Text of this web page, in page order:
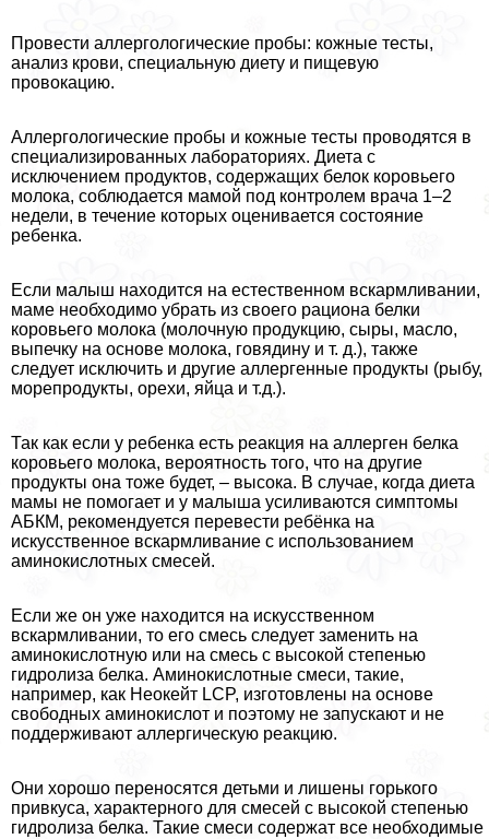
Провести аллергологические пробы: кожные тесты,
анализ крови, специальную диету и пищевую
провокацию.
Аллергологические пробы и кожные тесты проводятся в
специализированных лабораториях. Диета с
исключением продуктов, содержащих белок коровьего
молока, соблюдается мамой под контролем врача 1–2
недели, в течение которых оценивается состояние
ребенка.
Если малыш находится на естественном вскармливании,
маме необходимо убрать из своего рациона белки
коровьего молока (молочную продукцию, сыры, масло,
выпечку на основе молока, говядину и т. д.), также
следует исключить и другие аллергенные продукты (рыбу,
морепродукты, орехи, яйца и т.д.).
Так как если у ребенка есть реакция на аллерген белка
коровьего молока, вероятность того, что на другие
продукты она тоже будет, – высока. В случае, когда диета
мамы не помогает и у малыша усиливаются симптомы
АБКМ, рекомендуется перевести ребёнка на
искусственное вскармливание с использованием
аминокислотных смесей.
Если же он уже находится на искусственном
вскармливании, то его смесь следует заменить на
аминокислотную или на смесь с высокой степенью
гидролиза белка. Аминокислотные смеси, такие,
например, как Неокейт LCP, изготовлены на основе
свободных аминокислот и поэтому не запускают и не
поддерживают аллергическую реакцию.
Они хорошо переносятся детьми и лишены горького
привкуса, хаpaктерного для смесей с высокой степенью
гидролиза белка. Такие смеси содержат все необходимые